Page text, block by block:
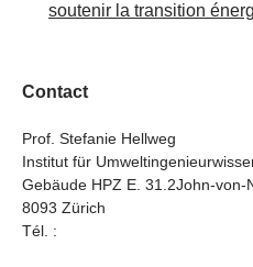
soutenir la transition
Contact
Prof. Stefanie Hellweg
Institut für
Gebäude HPZ E. 31.2John-von-
8093 Zürich
Tél. :